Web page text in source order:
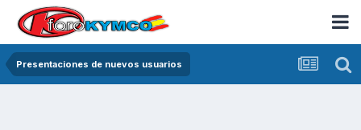
Presentaciones de nuevos usuarios